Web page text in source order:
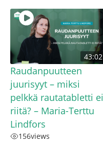
43:02
Raudanpuutteen
juurisyyt – miksi
pelkkä rautatabletti ei
riitä? – Maria-Terttu
Lindfors
156views